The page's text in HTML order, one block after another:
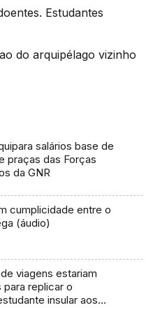
Estudantes
do arquipélago vizinho
salários base de
praças das Forças
da GNR
cumplicidade entre o
(áudio)
viagens estariam
para replicar o
insular aos